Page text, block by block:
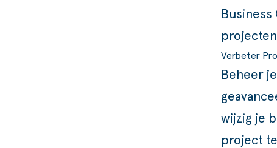
Business
Verbeter
Beheer
wijzig je
project